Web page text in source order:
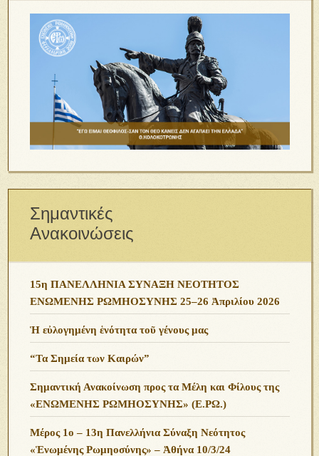
Σημαντικές
Ανακοινώσεις
15η ΠΑΝΕΛΛΗΝΙΑ ΣΥΝΑΞΗ ΝΕΟΤΗΤΟΣ
ΕΝΩΜΕΝΗΣ ΡΩΜΗΟΣΥΝΗΣ 25–26 Ἀπριλίου 2026
Ἡ εὐλογημένη ἑνότητα τοῦ γένους μας
“Τα Σημεία των Καιρών”
Σημαντική Ανακοίνωση προς τα Μέλη και Φίλους της
«ΕΝΩΜΕΝΗΣ ΡΩΜΗΟΣΥΝΗΣ» (Ε.ΡΩ.)
Μέρος 1ο – 13η Πανελλήνια Σύναξη Νεότητος
«Ἑνωμένης Ρωμηοσύνης» – Ἀθήνα 10/3/24